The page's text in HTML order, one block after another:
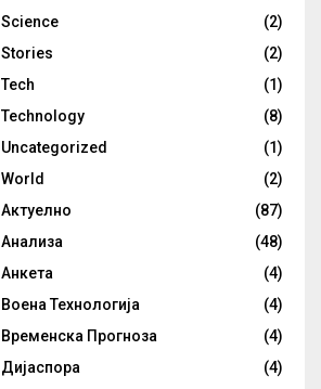
Science
(2)
Stories
(2)
Tech
(1)
Technology
(8)
Uncategorized
(1)
World
(2)
Актуелно
(87)
Анализа
(48)
Анкета
(4)
Воена Технологија
(4)
Временска Прогноза
(4)
Дијаспора
(4)